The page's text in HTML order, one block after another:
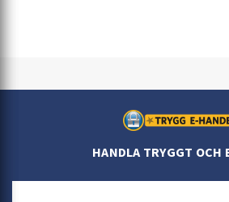
HANDLA TRYGGT OCH